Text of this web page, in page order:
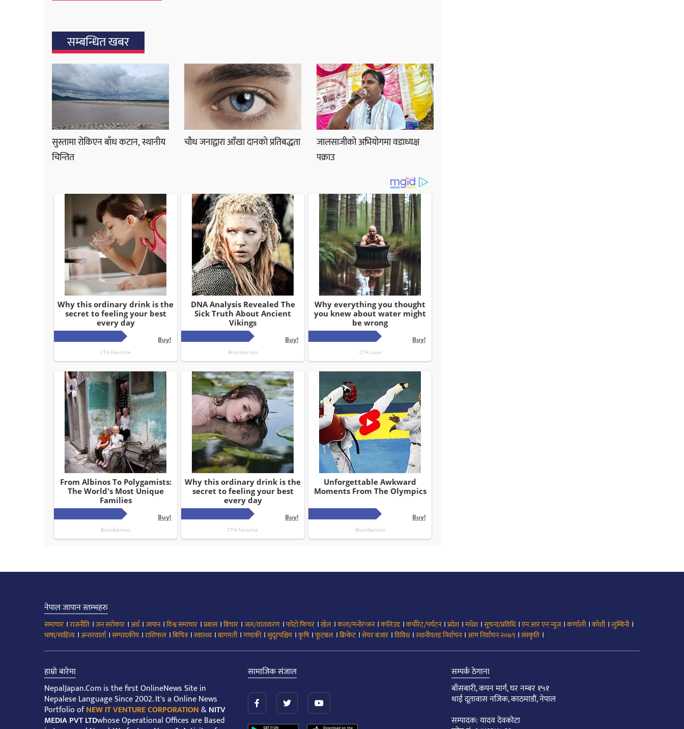
सम्बन्धित खबर
सुस्तामा रोकिएन बाँध कटान, स्थानीय
चिन्तित
चौध जनाद्वारा आँखा दानको प्रतिबद्धता
जालसाजीको अभियोगमा वडाध्यक्ष
पक्राउ
नेपाल जापान स्तम्भहरु
समाचार ।राजनीति ।जन सरोकार ।अर्थ।जापान।विश्व समाचार ।प्रबास।बिचार ।जल/वातावरण ।फोटो फिचर ।खेल ।कला/मनोरन्जन।कलिउड।कर्पोरेट/पर्यटन।प्रदेश।मधेश।सूचना/प्रविधि।एन आर एन न्युज।कर्णाली।कोशी।लुम्बिनी।
भाषा/साहित्य ।अन्तरवार्ता।सम्पादकीय ।राशिफल ।बिचित्र।स्वास्थ्य ।बागमती।गण्डकी।सुदूरपश्चिम ।कृषि।फूटबल ।क्रिकेट।सेयर बजार ।विविध।स्थानीयतह निर्वाचन।आम निर्वाचन २०७९ ।संस्कृति ।
हाम्रो बारेमा
NepalJapan.Com is the first OnlineNews Site in
Nepalese Language Since 2002. It's a Online News
Portfolio ofNEW IT VENTURE CORPORATION&NITV
MEDIA PVT LTDwhose Operational Offices are Based
सामाजिक संजाल
सम्पर्क ठेगाना
बाँसबारी, कपन मार्ग, घर नम्बर १५१
थाई दूतावास नजिक, काठमाडौं, नेपाल
सम्पादक: यादव देवकोटा